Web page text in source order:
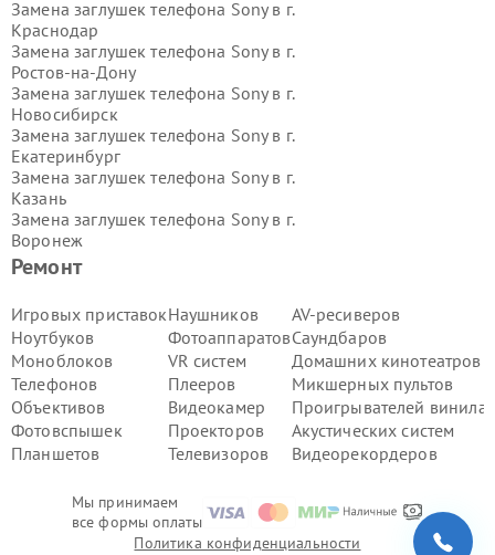
Мы принимаем
все формы оплаты
Ремонт
Игровых приставок
Ноутбуков
Моноблоков
Телефонов
Объективов
Фотовспышек
Планшетов
Наушников
Фотоаппаратов
VR систем
Плееров
Видеокамер
Проекторов
Телевизоров
AV-ресиверов
Саундбаров
Домашних кинотеатров
Микшерных пультов
Проигрывателей винила
Акустических систем
Видеорекордеров
Замена заглушек телефона Sony в г.
Краснодар
Замена заглушек телефона Sony в г.
Ростов-на-Дону
Замена заглушек телефона Sony в г.
Новосибирск
Замена заглушек телефона Sony в г.
Екатеринбург
Замена заглушек телефона Sony в г.
Казань
Замена заглушек телефона Sony в г.
Воронеж
Замена заглушек телефона Sony в г.
Волгоград
Самара
Замена заглушек телефона Sony в г.
Пермь
Замена заглушек телефона Sony в г.
Красноярск
Замена заглушек телефона Sony в г.
Ижевск
Замена заглушек телефона Sony в г.
Челябинск
Замена заглушек телефона Sony в г.
Политика конфиденциальности